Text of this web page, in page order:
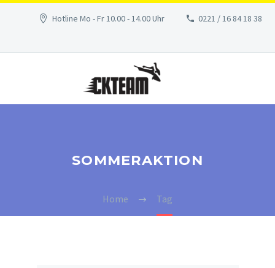
Hotline Mo - Fr 10.00 - 14.00 Uhr 0221 / 16 84 18 38
SOMMERAKTION
Home Tag